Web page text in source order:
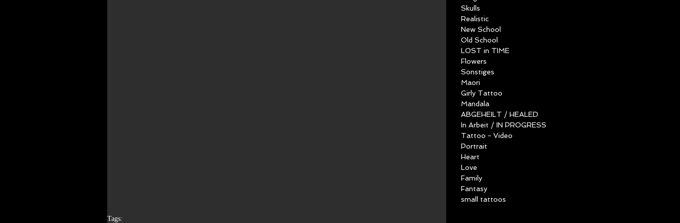
Tags:
Skulls
Realistic
New School
Old School
LOST in TIME
Flowers
Sonstiges
Maori
Girly Tattoo
Mandala
ABGEHEILT / HEALED
In Arbeit / IN PROGRESS
Tattoo - Video
Portrait
Heart
Love
Family
Fantasy
small tattoos